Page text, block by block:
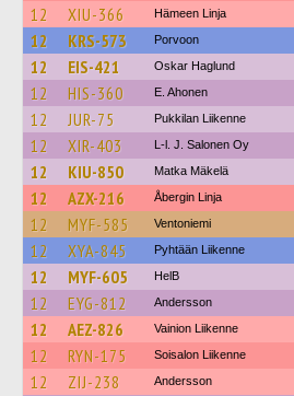
12 XIU-366 Hämeen Linja
12 KRS-573 Porvoon
12 EIS-421 Oskar Haglund
12 HIS-360 E. Ahonen
12 JUR-75 Pukkilan Liikenne
12 XIR-403 L-l. J. Salonen Oy
12 KIU-850 Matka Mäkelä
12 AZX-216 Åbergin Linja
12 MYF-585 Ventoniemi
12 XYA-845 Pyhtään Liikenne
12 MYF-605 HelB
12 EYG-812 Andersson
12 AEZ-826 Vainion Liikenne
12 RYN-175 Soisalon Liikenne
12 ZIJ-238 Andersson